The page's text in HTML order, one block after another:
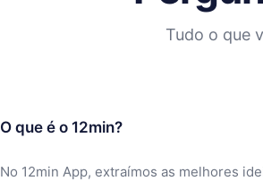
Tudo o que
O que é o 12min?
No 12min App, extraímos as melhores